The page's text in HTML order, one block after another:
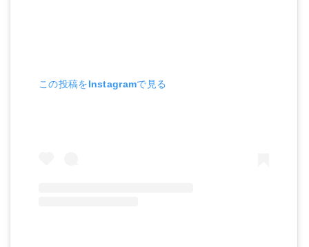
この投稿をInstagramで見る